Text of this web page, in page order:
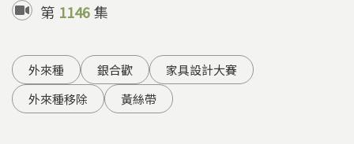
第 1146集
外來種 銀合歡
家具設計大賽
外來種移除
黃絲帶